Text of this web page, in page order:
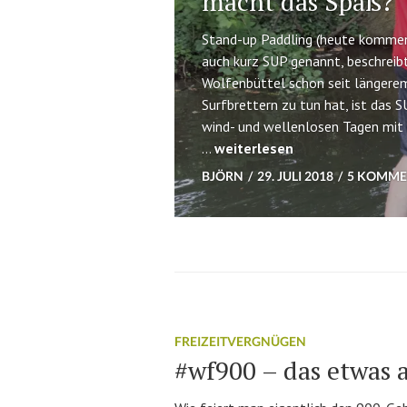
Stand-up Paddling (heute
auch kurz SUP genannt,
Wolfenbüttel schon seit
Surfbrettern zu tun hat, ist das
wind- und wellenlosen Tagen
… Stand-up Paddling (SUP)
weiterlesen
BJÖRN 29. JULI 2018 5
FREIZEITVERGNÜGEN
#wf900 – das